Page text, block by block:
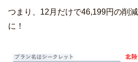
つまり、12月だけで46,199円の削
に！